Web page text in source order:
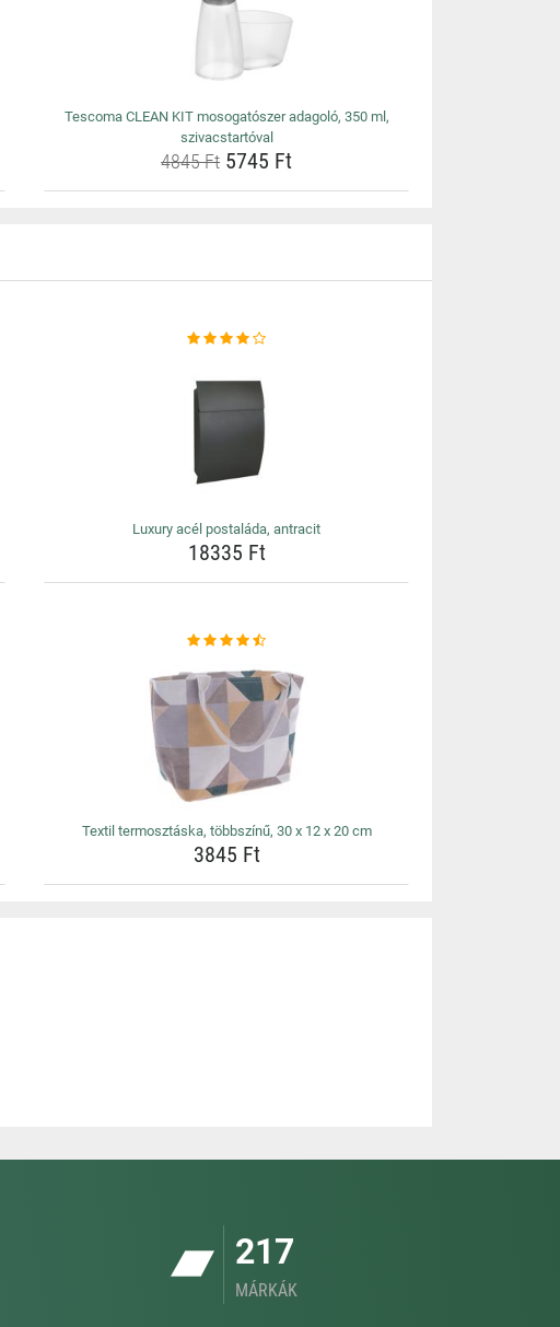
Tescoma CLEAN KIT mosogatószer adagoló, 350 ml,
szivacstartóval
4845 Ft 5745 Ft
Luxury acél postaláda, antracit
18335 Ft
Textil termosztáska, többszínű, 30 x 12 x 20 cm
3845 Ft
217
MÁRKÁK